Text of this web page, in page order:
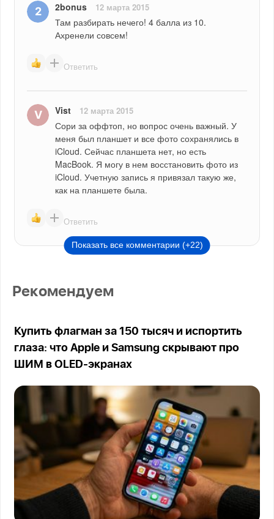
2bonus 12 марта 2015
Там разбирать нечего! 4 балла из 10.
Ахренели совсем!
Ответить
Vist 12 марта 2015
Сори за оффтоп, но вопрос очень важный. У
меня был планшет и все фото сохранялись в
iCloud. Сейчас планшета нет, но есть
MacBook. Я могу в нем восстановить фото из
iCloud. Учетную запись я привязал такую же,
как на планшете была.
Ответить
Показать все комментарии (+22)
Рекомендуем
Купить флагман за 150 тысяч и испортить
глаза: что Apple и Samsung скрывают про
ШИМ в OLED-экранах